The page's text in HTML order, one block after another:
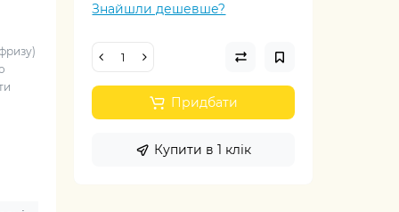
Знайшли дешевше?
Придбати
Купити в 1 клік